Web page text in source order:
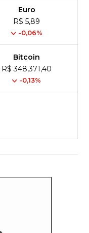
Euro
R$ 5,89
-0,06%
Bitcoin
R$ 348,371,40
-0,13%